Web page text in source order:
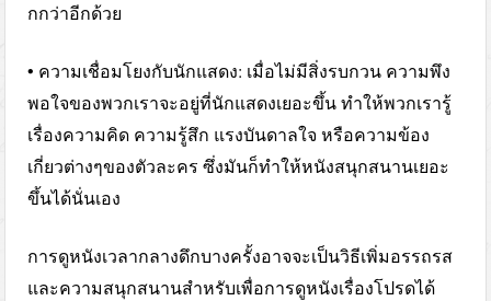
กกว่าอีกด้วย
• ความเชื่อมโยงกับนักแสดง: เมื่อไม่มีสิ่งรบกวน ความพึง
พอใจของพวกเราจะอยู่ที่นักแสดงเยอะขึ้น ทำให้พวกเรารู้
เรื่องความคิด ความรู้สึก แรงบันดาลใจ หรือความข้อง
เกี่ยวต่างๆของตัวละคร ซึ่งมันก็ทำให้หนังสนุกสนานเยอะ
ขึ้นได้นั่นเอง
การดูหนังเวลากลางดึกบางครั้งอาจจะเป็นวิธีเพิ่มอรรถรส
และความสนุกสนานสำหรับเพื่อการดูหนังเรื่องโปรดได้